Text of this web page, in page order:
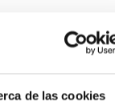
de las cookies